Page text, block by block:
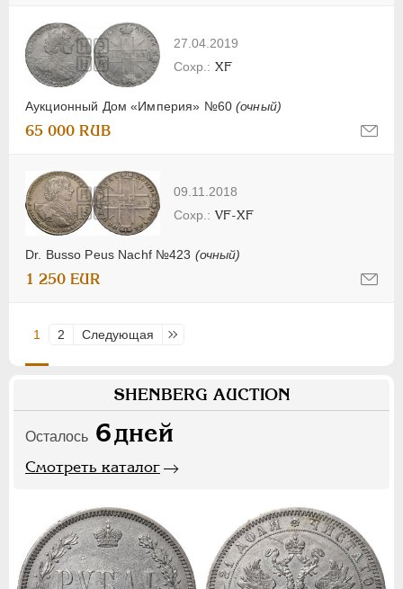
27.04.2019
Аукционный Дом «Империя» №60(очный)
XF
65 000 RUB
09.11.2018
Dr. Busso Peus Nachf №423 (очный)
VF-XF
1 250 EUR
1 2 Следующая Последняя
SHENBERG AUCTION
Осталось 6дней
Смотреть каталог